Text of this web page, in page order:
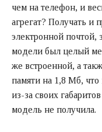
чем на телефон, и
агрегат? Получать и
электронной почтой,
модели был целый
же встроенной, а
памяти на 1,8 Мб,
из-за своих
модель не получила.